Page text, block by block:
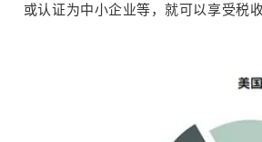
或认证为中小企业等，就可以享受税收